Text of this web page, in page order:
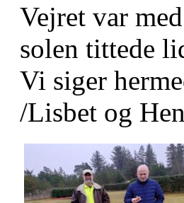
Vejret var
solen tittede
Vi siger
/Lisbet og